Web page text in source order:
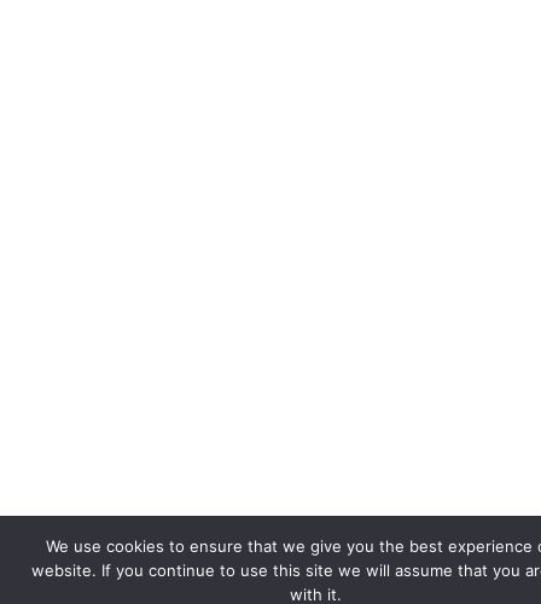
We use cookies to ensure that we give you the best experience
website. If you continue to use this site we will assume that you
with it.